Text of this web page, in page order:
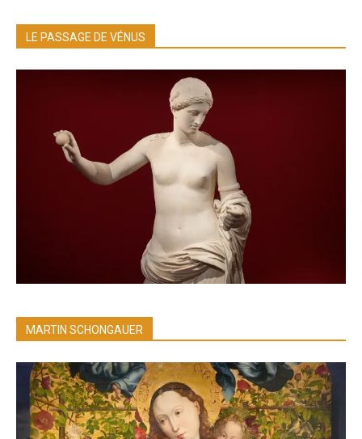
LE PASSAGE DE VÉNUS
MARTIN SCHONGAUER